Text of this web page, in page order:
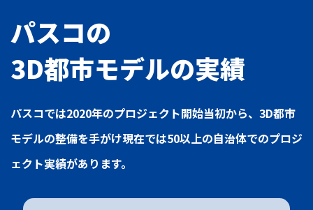
パスコの
3D都市モデルの実績
パスコでは2020年のプロジェクト開始当初から、3D都市
モデルの整備を手がけ現在では50以上の自治体でのプロジ
ェクト実績があります。